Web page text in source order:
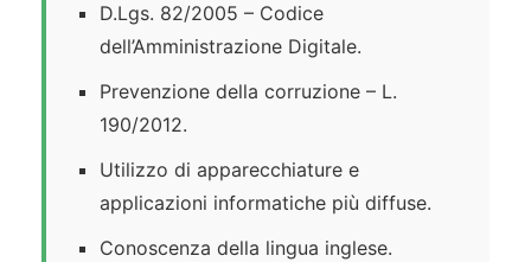
D.Lgs. 82/2005 – Codice
dell’Amministrazione Digitale.
Prevenzione della corruzione – L.
190/2012.
Utilizzo di apparecchiature e
applicazioni informatiche più diffuse.
Conoscenza della lingua inglese.